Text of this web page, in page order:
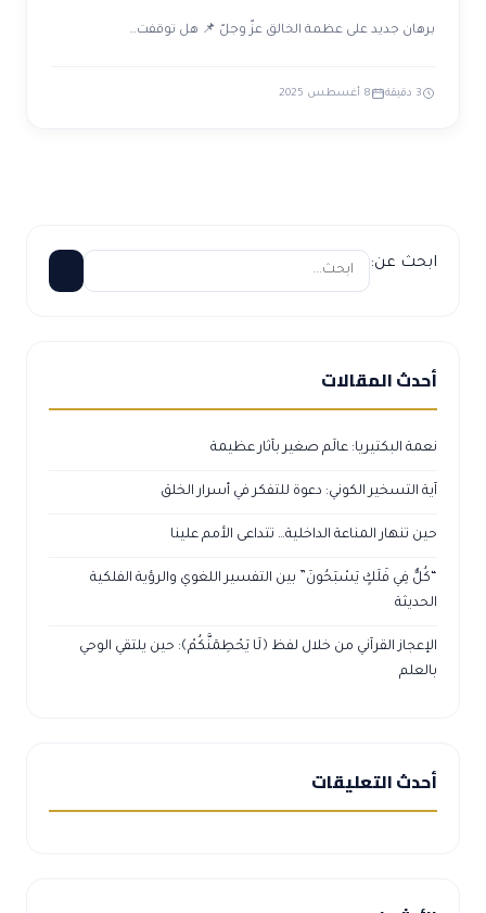
برهان جديد على عظمة الخالق عزّ وجلّ 📌 هل توقفت…
3 دقيقة 8 أغسطس 2025
ابحث عن:
أحدث المقالات
نعمة البكتيريا: عالَم صغير بآثار عظيمة
آية التسخير الكوني: دعوة للتفكر في أسرار الخلق
حين تنهار المناعة الداخلية… تتداعى الأمم علينا
“كُلٌّ فِي فَلَكٍ يَسْبَحُونَ” بين التفسير اللغوي والرؤية الفلكية
الحديثة
الإعجاز القرآني من خلال لفظ ﴿لَا يَحْطِمَنَّكُمْ﴾: حين يلتقي الوحي
بالعلم
أحدث التعليقات